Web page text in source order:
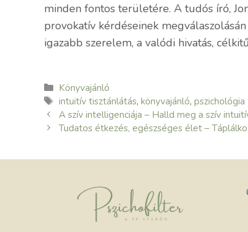
minden fontos területére. A tudós író,
provokatív kérdéseinek
igazabb szerelem, a valódi hivatás,
Kategória
Könyvajánló
Címkék
intuitív tisztánlátás,könyvajánló,pszichológia
A szív intelligenciája – Halld meg a szív
Tudatos étkezés, egészséges élet –